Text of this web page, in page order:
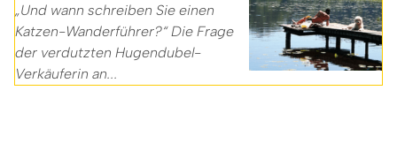
„Und wann schreiben Sie einen
Katzen-Wanderführer?“ Die Frage
der verdutzten Hugendubel-
Verkäuferin an...